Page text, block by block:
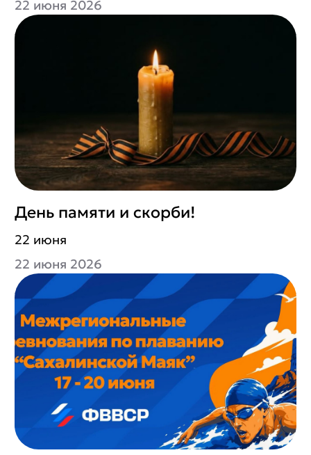
22 июня 2026
День памяти и скорби!
22 июня
22 июня 2026